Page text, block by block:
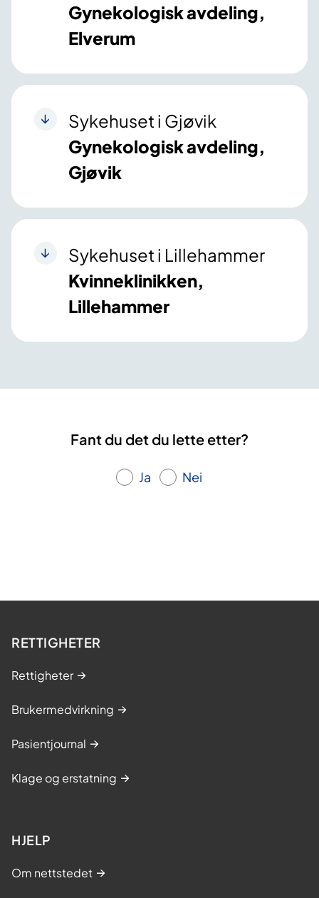
Gynekologisk avdeling,
Elverum
Sykehuset i Gjøvik
Gynekologisk avdeling,
Gjøvik
Sykehuset i Lillehammer
Kvinneklinikken,
Lillehammer
Fant du det du lette etter?
Ja Nei
RETTIGHETER
Rettigheter
Brukermedvirkning
Pasientjournal
Klage og erstatning
HJELP
Om nettstedet